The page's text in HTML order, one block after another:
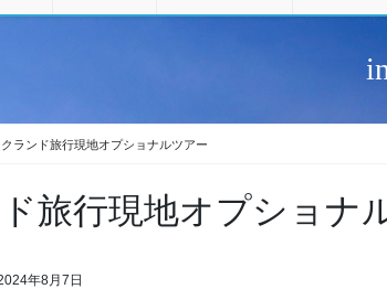
ランド旅行現地オプショナルツアー
旅行現地オプショナ
年8月7日